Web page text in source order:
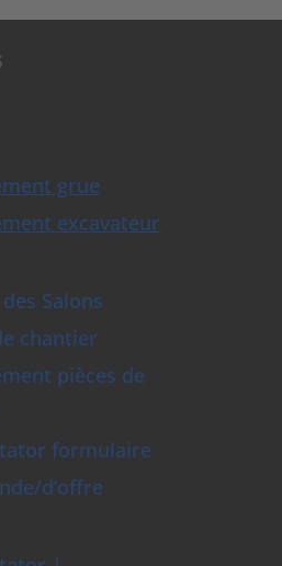
grue
excavateur
Salons
chantier
pièces de
formulaire
d’offre